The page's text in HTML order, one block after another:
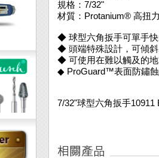
規格：7/32"
材質：Protanium® 高扭
◆ 球型六角扳手可單手
◆ 頭端特殊設計，可傾斜
◆ 可使用在難以觸及的
◆ ProGuard™表面防鏽
7/32"球型六角扳手10911